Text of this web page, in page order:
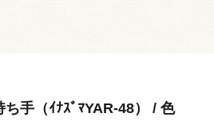
ち手（ｲﾅｽﾞﾏYAR-48） / 色